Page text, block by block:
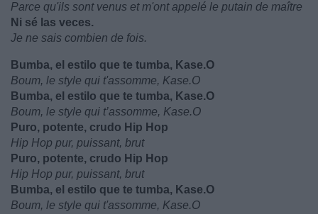
Parce qu'ils sont venus et m'ont appelé le putain de maître
Ni sé las veces.
Je ne sais combien de fois.
Bumba, el estilo que te tumba, Kase.O
Boum, le style qui t'assomme, Kase.O
Bumba, el estilo que te tumba, Kase.O
Boum, le style qui t’assomme, Kase.O
Puro, potente, crudo Hip Hop
Hip Hop pur, puissant, brut
Puro, potente, crudo Hip Hop
Hip Hop pur, puissant, brut
Bumba, el estilo que te tumba, Kase.O
Boum, le style qui t'assomme, Kase.O